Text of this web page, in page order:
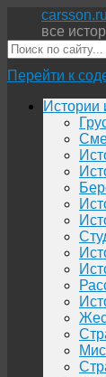
carsson.ru
все
Перейти к
Истории